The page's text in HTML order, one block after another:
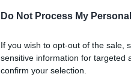
Do Not Process My
If you wish to opt-out of the sale,
sensitive information for targeted
confirm your selection.